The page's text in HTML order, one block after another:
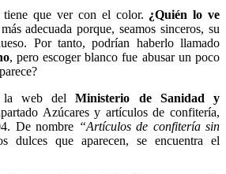
tiene que ver con el color. ¿Quién lo ve
adecuada porque, seamos sinceros, su
Por tanto, podrían haberlo llamado
, pero escoger blanco fue abusar un poco
la web delMinisterio de Sanidad y
Azúcares y artículos de confitería,
De nombre “Artículos de confitería sin
dulces que aparecen, se encuentra el